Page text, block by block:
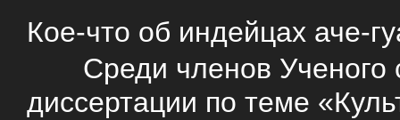
Кое-что об индейцах аче-
Среди членов Ученого
диссертации по теме